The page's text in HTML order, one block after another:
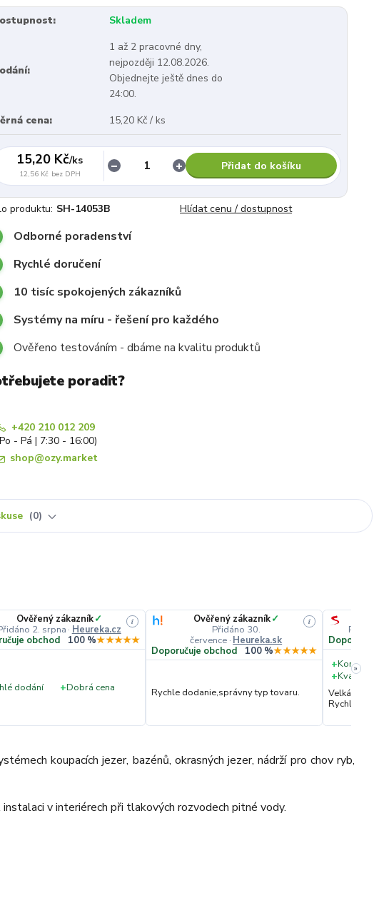
Skladem
1 až 2 pracovné dny,
nejpozději 12.08.2026.
Objednejte ještě dnes do
24:00.
cena:
15,20 Kč / ks
15,20 Kč/ks
12,56 Kč bez DPH
Přidat do košíku
produktu: SH-14053B Hlídat cenu / dostupnost
Odborné poradenství
Rychlé doručení
10 tisíc spokojených zákazníků
Systémy na míru - řešení pro každého
Ověřeno testováním - dbáme na kvalitu produktů
poradit?
+420 210 012 209
- Pá | 7:30 - 16:00)
shop@ozy.market
0
Ověřený zákazník✓
2. srpna · Heureka.cz
i
obchod 100 %★★★★★
dodání +Dobrá cena
Ověřený zákazník✓
Přidáno 30.
července · Heureka.sk
i
Doporučuje obchod 100 %★★★★★
Rychle dodanie,správny typ tovaru.
+
+Kvalita
Velká
Rychlé
»
koupacích jezer, bazénů, okrasných jezer, nádrží pro chov ryb,
instalaci v interiérech při tlakových rozvodech pitné vody.